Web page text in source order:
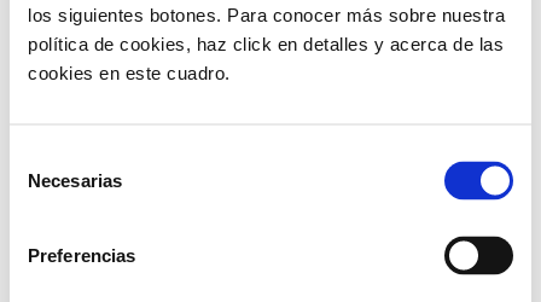
los siguientes botones. Para conocer más sobre nuestra
política de cookies, haz click en detalles y acerca de las
cookies en este cuadro.
Necesarias
Preferencias
En breve nos pondremos en contacto contigo.